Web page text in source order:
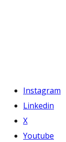
Instagram
Linkedin
X
Youtube